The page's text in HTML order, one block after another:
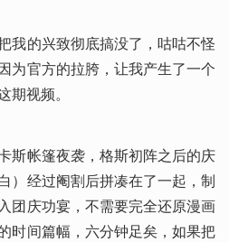
我的兴致彻底搞没了，咕咕不怪
为官方的拉胯，让我产生了一个
期视频。
斯帐篷夜袭，格斯初阵之后的庆
）经过阉割后拼凑在了一起，制
团庆功宴，不需要完全还原漫画
时间篇幅，六分钟足矣，如果把